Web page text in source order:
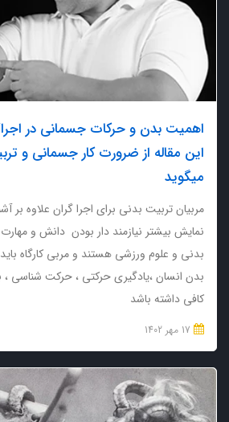
اهمیت بدن و حرکات جسمانی در
این مقاله از ضرورت کار جسمانی و
میگوید
مربیان تربیت بدنی برای اجرا گران علاوه بر
نمایش بیشتر نیازمند دار بودن دانش و
بدنی و علوم ورزشی هستند و مربی کارگاه باید
بدن انسان ،یادگیری حرکتی ، حرکت شناسی ،
کافی داشته باشد